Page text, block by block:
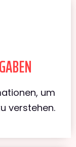
um
verstehen.